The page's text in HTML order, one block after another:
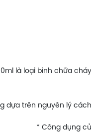
là loại bình chữa
dựa trên nguyên lý
* Công dụng